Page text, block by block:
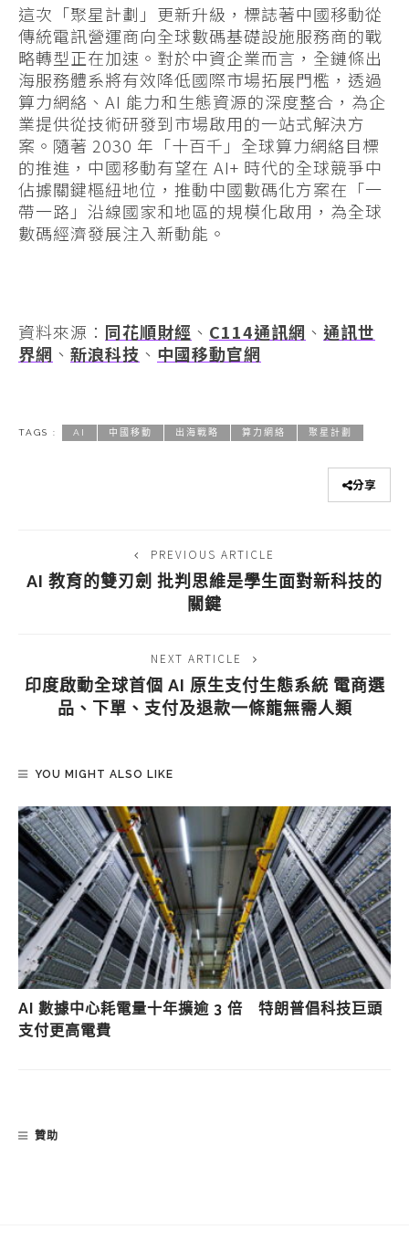
這次「聚星計劃」更新升級，標誌著中國移動從
傳統電訊營運商向全球數碼基礎設施服務商的戰
略轉型正在加速。對於中資企業而言，全鏈條出
海服務體系將有效降低國際市場拓展門檻，透過
算力網絡、AI 能力和生態資源的深度整合，為企
業提供從技術研發到市場啟用的一站式解決方
案。隨著 2030 年「十百千」全球算力網絡目標
的推進，中國移動有望在 AI+ 時代的全球競爭中
佔據關鍵樞紐地位，推動中國數碼化方案在「一
帶一路」沿線國家和地區的規模化啟用，為全球
數碼經濟發展注入新動能。
資料來源： 同花順財經 、 C114通訊網 、 通訊世
界網 、 新浪科技 、 中國移動官網
TAGS : AI 中國移動 出海戰略 算力網絡 聚星計劃
分享
PREVIOUS ARTICLE
AI 教育的雙刃劍 批判思維是學生面對新科技的
關鍵
NEXT ARTICLE
印度啟動全球首個 AI 原生支付生態系統 電商選
品、下單、支付及退款一條龍無需人類
YOU MIGHT ALSO LIKE
AI 數據中心耗電量十年擴逾 3 倍 特朗普倡科技巨頭
支付更高電費
贊助